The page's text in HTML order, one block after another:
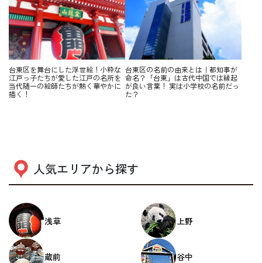
台東区を舞台にした浮世絵！小粋な
江戸っ子たちが愛した江戸の名所を
当代随一の絵師たちが熱く華やかに
描く！
台東区の名前の由来とは｜都知事が
命名？「台東」は古代中国では縁起
が良い言葉！ 実は小学校の名前だっ
た？
人気エリアから探す
浅草 上野
蔵前 谷中